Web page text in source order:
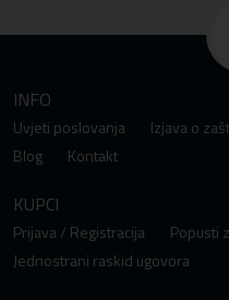
INFO
Uvjeti poslovanja Izjava o
Blog
Kontakt
KUPCI
Prijava / Registracija Popusti
Jednostrani raskid ugovora